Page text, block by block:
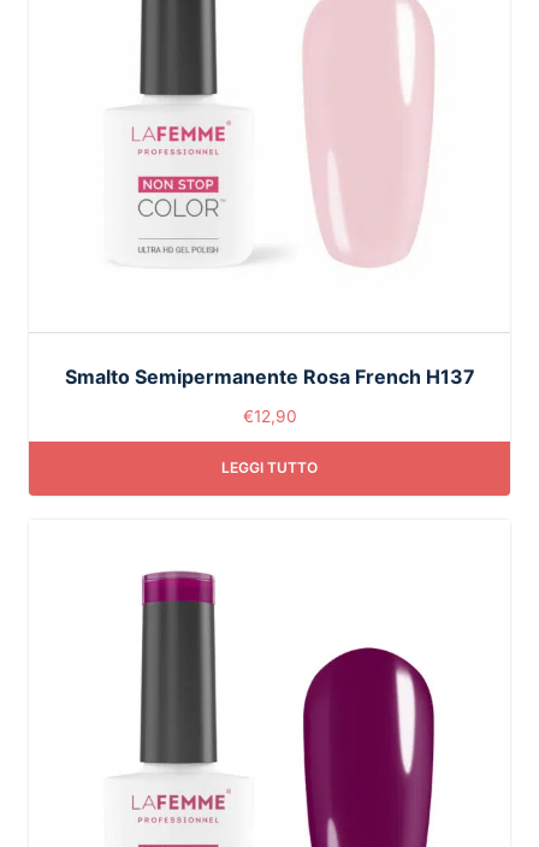
Smalto Semipermanente Rosa French H137
€12,90
LEGGI TUTTO